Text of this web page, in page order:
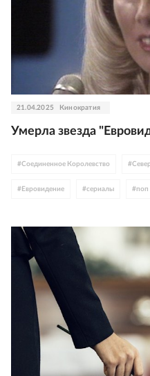
21.04.2025 Кинократия
Умерла звезда
#Соединенное Королевство #
# Евровидение #сериалы #поп